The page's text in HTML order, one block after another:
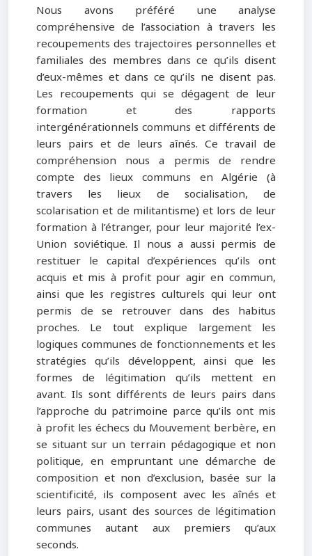
Nous avons préféré une analyse
compréhensive de l’association à travers les
recoupements des trajectoires personnelles et
familiales des membres dans ce qu’ils disent
d’eux-mêmes et dans ce qu’ils ne disent pas.
Les recoupements qui se dégagent de leur
formation et des rapports
intergénérationnels communs et différents de
leurs pairs et de leurs aînés. Ce travail de
compréhension nous a permis de rendre
compte des lieux communs en Algérie (à
travers les lieux de socialisation, de
scolarisation et de militantisme) et lors de leur
formation à l’étranger, pour leur majorité l’ex-
Union soviétique. Il nous a aussi permis de
restituer le capital d’expériences qu’ils ont
acquis et mis à profit pour agir en commun,
ainsi que les registres culturels qui leur ont
permis de se retrouver dans des habitus
proches. Le tout explique largement les
logiques communes de fonctionnements et les
stratégies qu’ils développent, ainsi que les
formes de légitimation qu’ils mettent en
avant. Ils sont différents de leurs pairs dans
l’approche du patrimoine parce qu’ils ont mis
à profit les échecs du Mouvement berbère, en
se situant sur un terrain pédagogique et non
politique, en empruntant une démarche de
composition et non d’exclusion, basée sur la
scientificité, ils composent avec les aînés et
leurs pairs, usant des sources de légitimation
communes autant aux premiers qu’aux
seconds.